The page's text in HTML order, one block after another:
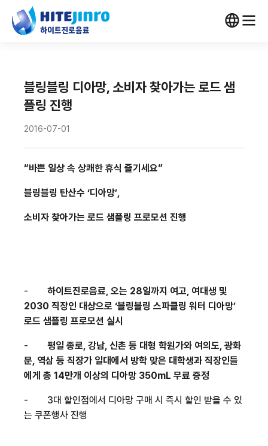
블링블링 디아망, 소비자 찾아가는 로드 샘
플링 진행
2016-07-01
“바쁜 일상 속 상쾌한 휴식 즐기세요”
블링블링 탄산수 ‘디아망’,
소비자 찾아가는 로드 샘플링 프로모션 진행
- 하이트진로음료, 오는 28일까지 여고, 여대생 및
2030 직장인 대상으로 ‘블링블링 스파클링 워터 디아망’
로드 샘플링 프로모션 실시
- 평일 종로, 강남, 신촌 등 대형 학원가와 여의도, 광화
문, 역삼 등 직장가 일대에서 방학 맞은 대학생과 직장인들
에게 총 14만개 이상의 디아망 350mL 무료 증정
- 3대 할인점에서 디아망 구매 시 즉시 할인 받을 수 있
는 쿠폰행사 진행